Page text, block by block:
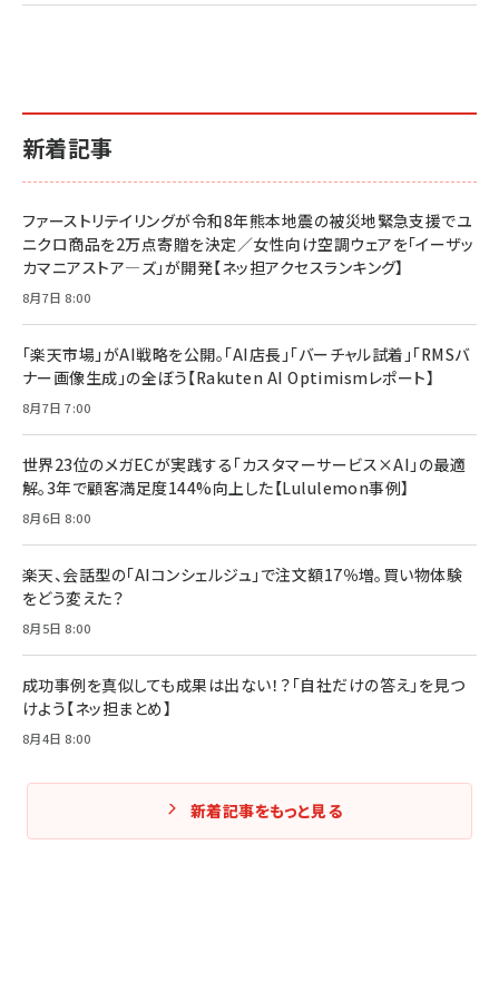
2億円を売り上げたプロが教える note×AI 最強の
小さな会社は戦略が9割
￥1,815
マーケティングの真実 P&G・グリコで学んだ失敗
￥2,200
anan(アンアン)2026/07/01号 No.2501[魅せる
anan(アンアン)2026/06/24号 No.2500増刊
anan(アンアン)2026/07/08号 No.2502[2026
年後半、あなたの恋と運命／山田涼介]
￥880
ママ投資家が育休中に１億貯めた株式投資
￥1,870
￥1,980
ベインキャピタル 企業価値向上力の秘密
ルな本質」
￥2,750
フィードバック経営 「沈黙の組織」から「高め合う
Amazonランキングをもっと見る
新着記事
ファーストリテイリングが令和8年熊本地震の被災地緊急支援でユ
ニクロ商品を2万点寄贈を決定／女性向け空調ウェアを「イーザッ
カマニアストア―ズ」が開発【ネッ担アクセスランキング】
8月7日 8:00
「楽天市場」がAI戦略を公開。「AI店長」「バーチャル試着」「RMSバ
ナー画像生成」の全ぼう【Rakuten AI Optimismレポート】
8月7日 7:00
世界23位のメガECが実践する「カスタマーサービス×AI」の最適
解。3年で顧客満足度144%向上した【Lululemon事例】
8月6日 8:00
楽天、会話型の「AIコンシェルジュ」で注文額17％増。買い物体験
をどう変えた？
8月5日 8:00
成功事例を真似しても成果は出ない！？「自社だけの答え」を見つ
けよう【ネッ担まとめ】
8月4日 8:00
新着記事をもっと見る